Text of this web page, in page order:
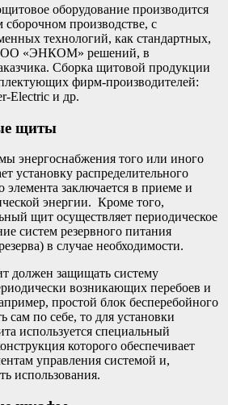
оборудование производится
производстве, с
технологий, как стандартных,
«ЭНКОМ» решений, в
Сборка щитовой продукции
фирм-производителей:
Electric и др.
щиты
энергоснабжения того или иного
установку распределительного
элемента заключается в приеме и
энергии. Кроме того,
щит осуществляет периодическое
систем резервного питания
в случае необходимости.
должен защищать систему
возникающих перебоев и
простой блок бесперебойного
сам по себе, то для установки
используется специальный
которого обеспечивает
управления системой и,
использования.